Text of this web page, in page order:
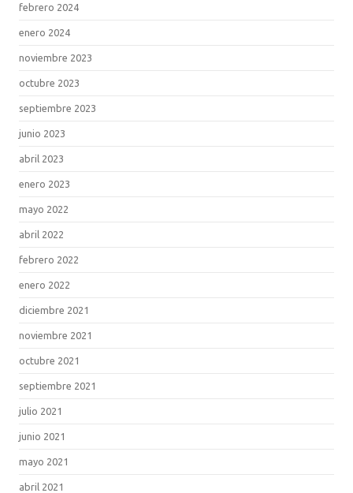
febrero 2024
enero 2024
noviembre 2023
octubre 2023
septiembre 2023
junio 2023
abril 2023
enero 2023
mayo 2022
abril 2022
febrero 2022
enero 2022
diciembre 2021
noviembre 2021
octubre 2021
septiembre 2021
julio 2021
junio 2021
mayo 2021
abril 2021